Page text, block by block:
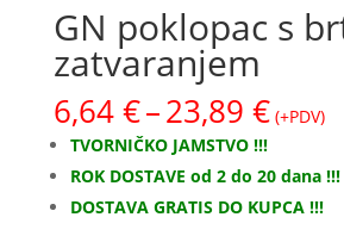
GN poklopac s
zatvaranjem
6,64€–23,89 €
cijena:
od
6,64 €
do
(+PDV)
TVORNIČKO JAMSTVO !!!
ROK DOSTAVE od 2 do 20 dana !!!
DOSTAVA GRATIS DO KUPCA !!!